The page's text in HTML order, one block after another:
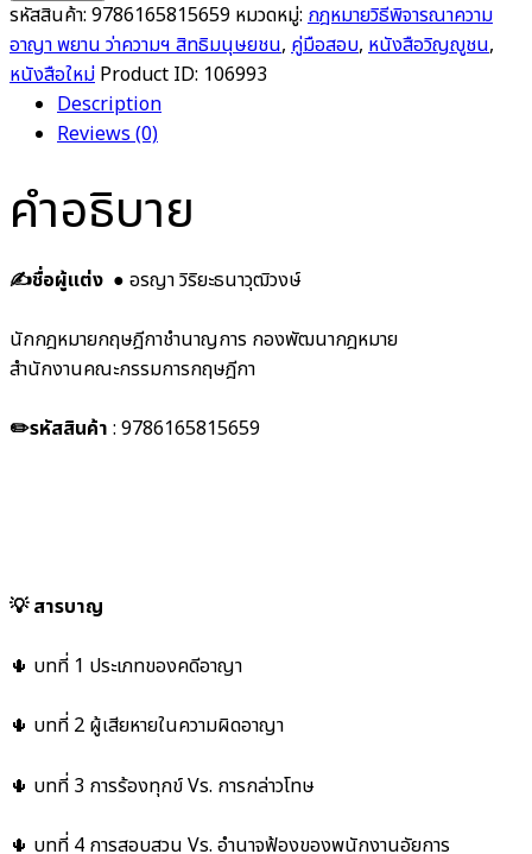
รหัสสินค้า: 9786165815659 หมวดหมู่: กฎหมายวิธีพิจารณาความ
อาญา พยาน ว่าความฯ สิทธิมนุษยชน, คู่มือสอบ, หนังสือวิญญูชน,
หนังสือใหม่ Product ID: 106993
Description
Reviews (0)
คำอธิบาย
✍️ชื่อผู้แต่ง ● อรญา วิริยะธนาวุฒิวงษ์
นักกฎหมายกฤษฎีกาชำนาญการ กองพัฒนากฎหมาย
สำนักงานคณะกรรมการกฤษฎีกา
✏️รหัสสินค้า : 9786165815659
💡 สารบาญ
🌵 บทที่ 1 ประเภทของคดีอาญา
🌵 บทที่ 2 ผู้เสียหายในความผิดอาญา
🌵 บทที่ 3 การร้องทุกข์ Vs. การกล่าวโทษ
🌵 บทที่ 4 การสอบสวน Vs. อำนาจฟ้องของพนักงานอัยการ